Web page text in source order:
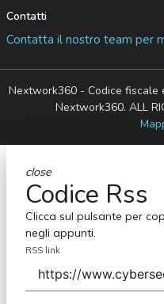
Contatti
Contatta il nostro team per
Nextwork360 - Codice
Nextwork360. ALL
close
Codice Rss
Clicca sul pulsante per
negli appunti.
RSS link